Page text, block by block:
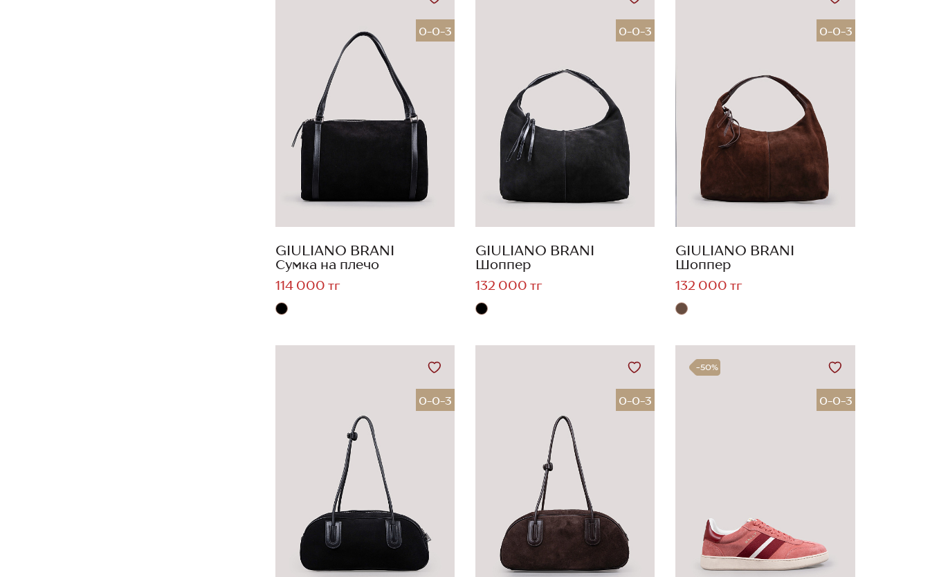
0-0-3
GIULIANO BRANI
Сумка на плечо
114 000 тг
0-0-3
GIULIANO BRANI
Шоппер
132 000 тг
0-0-3
GIULIANO BRANI
Шоппер
132 000 тг
0-0-3 0-0-3
-50%
0-0-3